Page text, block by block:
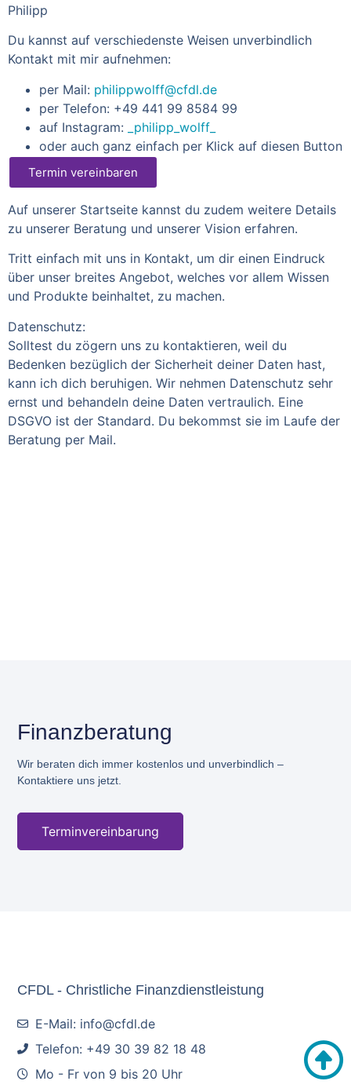
Philipp
Du kannst auf verschiedenste Weisen unverbindlich
Kontakt mit mir aufnehmen:
per Mail: philippwolff@cfdl.de
per Telefon: +49 441 99 8584 99
auf Instagram:
_philipp_wolff_
oder auch ganz einfach per Klick auf diesen Button
Termin vereinbaren
Auf unserer Startseite kannst du zudem weitere Details
zu unserer Beratung und unserer Vision erfahren.
Tritt einfach mit uns in Kontakt, um dir einen Eindruck
über unser breites Angebot, welches vor allem Wissen
und Produkte beinhaltet, zu machen.
Datenschutz:
Solltest du zögern uns zu kontaktieren, weil du
Bedenken bezüglich der Sicherheit deiner Daten hast,
kann ich dich beruhigen. Wir nehmen Datenschutz sehr
ernst und behandeln deine Daten vertraulich. Eine
DSGVO ist der Standard. Du bekommst sie im Laufe der
Beratung per Mail.
Finanzberatung
Wir beraten dich immer kostenlos und unverbindlich –
Kontaktiere uns jetzt.
Terminvereinbarung
CFDL - Christliche Finanzdienstleistung
E-Mail: info@cfdl.de
Telefon: +49 30 39 82 18 48
Mo - Fr von 9 bis 20 Uhr